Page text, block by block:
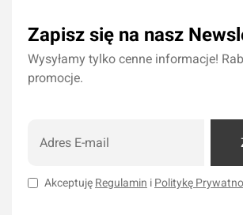
Zapisz się na nasz
Wysyłamy tylko cenne informacje!
promocje.
Akceptuję Regulamin i Politykę